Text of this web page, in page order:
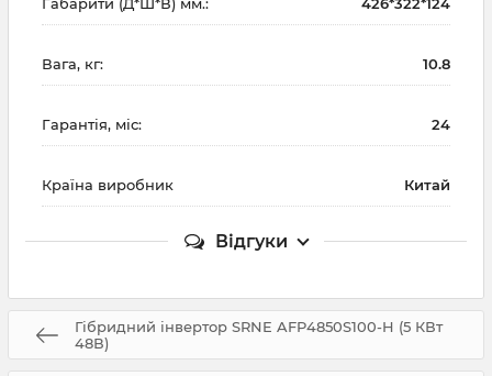
Габарити (Д*Ш*В) мм.: 426*322*124
Вага, кг: 10.8
Гарантія, міс: 24
Країна виробник Китай
Відгуки
Гібридний інвертор SRNE AFP4850S100-H (5 КВт
48В)